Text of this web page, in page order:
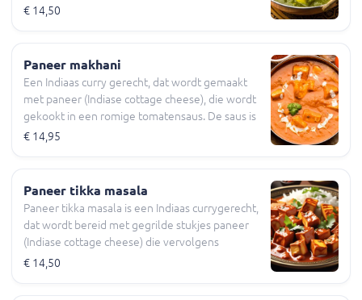
spinaziesaus. De saus is bereid met een mix van
versterkt. Fluweelachtige textuur en licht zoete
smaak. Het gerecht wordt geserveerd met
€ 14,50
Paneer makhani
Een Indiaas curry gerecht, dat wordt gemaakt
met paneer (Indiase cottage cheese), die wordt
gekookt in een romige tomatensaus. De saus is
gemaakt van een mengsel van tomaten, uien,
textuur en een lichtzoete smaak geeft. Wordt
geserveerd met witte rijst.
€ 14,95
Paneer tikka masala
Paneer tikka masala is een Indiaas currygerecht,
dat wordt bereid met gegrilde stukjes paneer
(Indiase cottage cheese) die vervolgens
worden geserveerd in een romige
€ 14,50